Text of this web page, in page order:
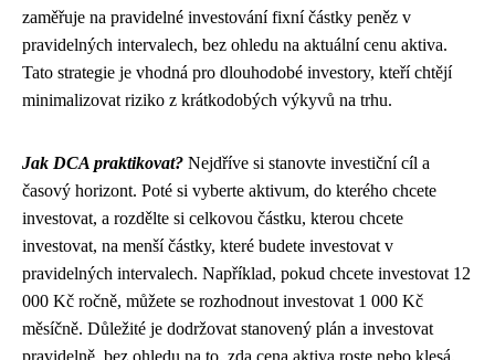
zaměřuje na pravidelné investování fixní částky peněz v
pravidelných intervalech, bez ohledu na aktuální cenu aktiva.
Tato strategie je vhodná pro dlouhodobé investory, kteří chtějí
minimalizovat riziko z krátkodobých výkyvů na trhu.
Jak DCA praktikovat? Nejdříve si stanovte investiční cíl a
časový horizont. Poté si vyberte aktivum, do kterého chcete
investovat, a rozdělte si celkovou částku, kterou chcete
investovat, na menší částky, které budete investovat v
pravidelných intervalech. Například, pokud chcete investovat 12
000 Kč ročně, můžete se rozhodnout investovat 1 000 Kč
měsíčně. Důležité je dodržovat stanovený plán a investovat
pravidelně, bez ohledu na to, zda cena aktiva roste nebo klesá.